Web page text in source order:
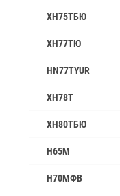
ХН75ТБЮ
ХН77ТЮ
HN77TYUR
ХН78Т
ХН80ТБЮ
Н65М
Н70МФВ